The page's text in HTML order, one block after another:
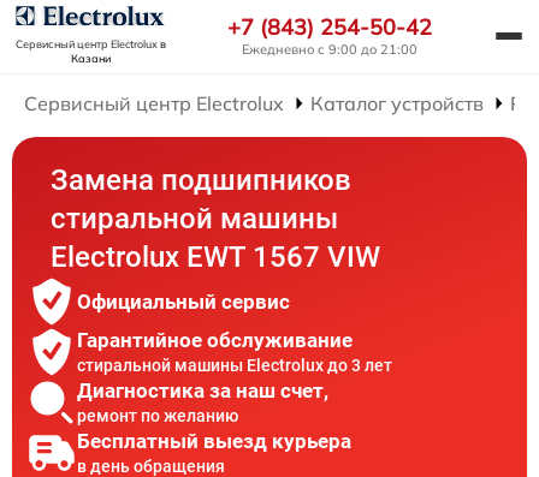
Сервисный центр Electroluxв
Казани
+7 (843) 254-50-42
Ежедневно с 9:00 до 21:00
Сервисный центр Electrolux Каталог устройств
Замена подшипников
стиральной машины
Electrolux EWT 1567 VIW
Официальный сервис
Гарантийное обслуживание
стиральной машины Electrolux до 3 лет
Диагностика за наш счет,
ремонт по желанию
Бесплатный выезд курьера
в день обращения